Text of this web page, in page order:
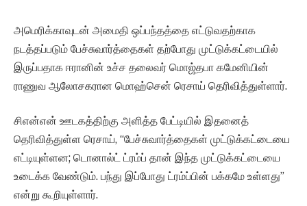
அமெரிக்காவுடன் அமைதி ஒப்பந்தத்தை எட்டுவதற்காக
நடத்தப்படும் பேச்சுவார்த்தைகள் தற்போது முட்டுக்கட்டையில்
இருப்பதாக ஈரானின் உச்ச தலைவர் மொஜ்தபா கமேனியின்
ராணுவ ஆலோசகரான மொஹ்சென் ரெசாய் தெரிவித்துள்ளார்.
சிஎன்என் ஊடகத்திற்கு அளித்த பேட்டியில் இதனைத்
தெரிவித்துள்ள ரெசாய், “பேச்சுவார்த்தைகள் முட்டுக்கட்டையை
எட்டியுள்ளன; டொனால்ட் ட்ரம்ப் தான் இந்த முட்டுக்கட்டையை
உடைக்க வேண்டும். பந்து இப்போது ட்ரம்ப்பின் பக்கமே உள்ளது”
என்று கூறியுள்ளார்.